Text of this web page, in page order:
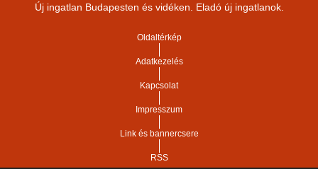
Új ingatlan Budapesten és vidéken. Eladó új ingatlanok.
Oldaltérkép
Adatkezelés
Kapcsolat
Impresszum
Link és bannercsere
RSS